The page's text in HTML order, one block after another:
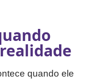
quando ele